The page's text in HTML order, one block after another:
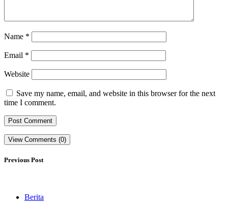
Name *
Email *
Website
Save my name, email, and website in this browser for the next
time I comment.
View Comments (0)
Previous Post
Berita